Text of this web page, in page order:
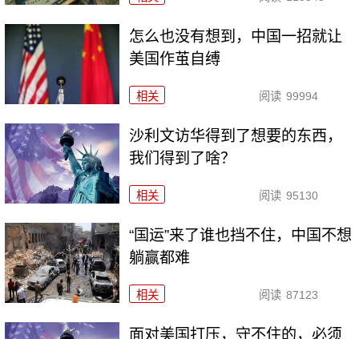
怎么也没有想到，中国一招就让
美国作茧自缚
相关 阅读 99994
沙利文访华得到了想要的东西，
我们得到了啥？
相关 阅读 95130
“国运”来了谁也挡不住，中国不想
躺赢都难
相关 阅读 87123
面对美国打压，守不住的，必须